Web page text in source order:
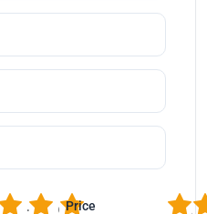
5
4 Price 2